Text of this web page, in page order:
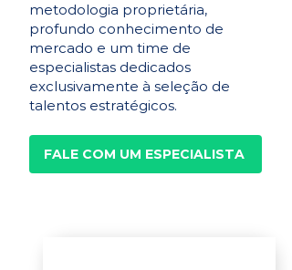
metodologia proprietária,
profundo conhecimento de
mercado e um time de
especialistas dedicados
exclusivamente à seleção de
talentos estratégicos.
FALE COM UM ESPECIALISTA